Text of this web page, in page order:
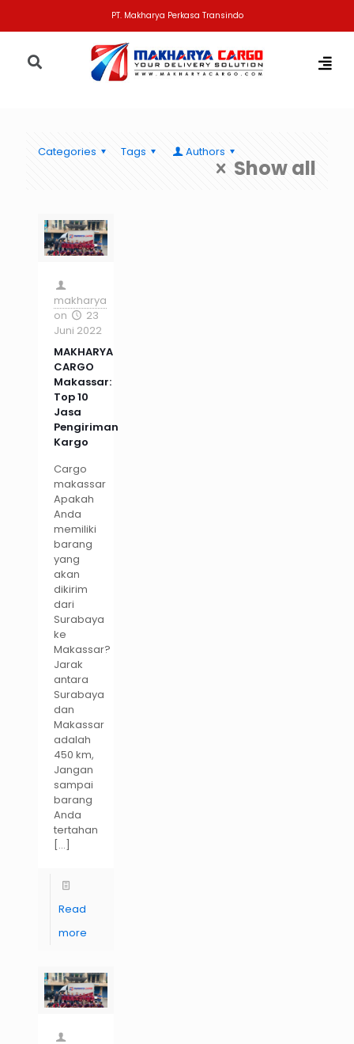
PT. Makharya Perkasa Transindo
Categories Tags Authors
Show all
makharya
on
23
Juni 2022
MAKHARYA
CARGO
Makassar:
Top 10
Jasa
Pengiriman
Kargo
Cargo
makassar
Apakah
Anda
memiliki
barang
yang
akan
dikirim
dari
Surabaya
ke
Makassar?
Jarak
antara
Surabaya
dan
Makassar
adalah
450 km,
Jangan
sampai
barang
Anda
tertahan
[…]
Read
more